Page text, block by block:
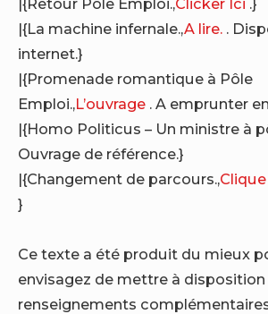
|{La machine infernale.,A lire. .
internet.}
|{Promenade romantique à Pôle
Emploi.,L’ouvrage . A emprunter
|{Homo Politicus – Un ministre à
Ouvrage de référence.}
|{Changement de parcours.,Clique
}
Ce texte a été produit du mieux
envisagez de mettre à disposition
renseignements